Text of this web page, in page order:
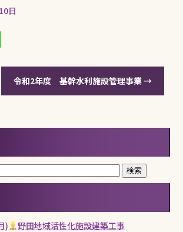
日
令和2年度 基幹水利施設管理事業→
)
野田地域活性化施設建築工事